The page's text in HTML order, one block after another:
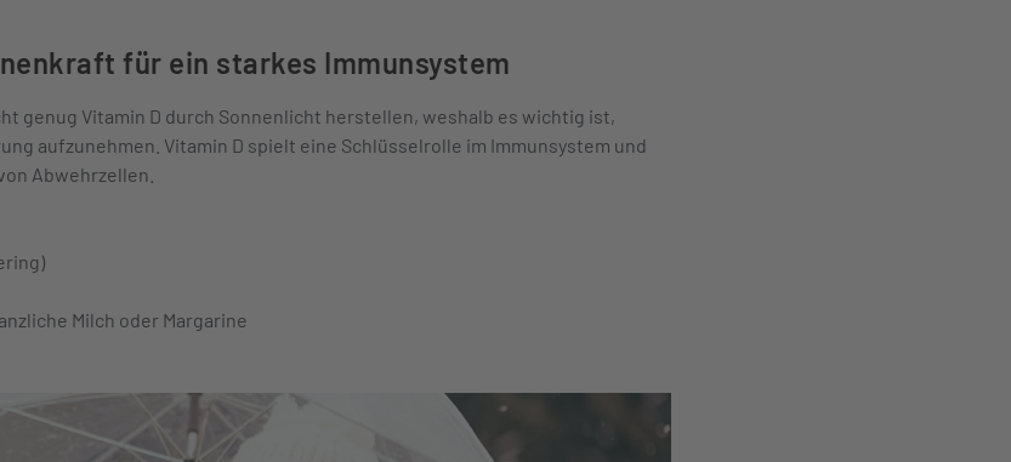
für ein starkes Immunsystem
genug Vitamin D durch Sonnenlicht herstellen, weshalb es wichtig ist,
aufzunehmen. Vitamin D spielt eine Schlüsselrolle im Immunsystem und
Abwehrzellen.
Milch oder Margarine